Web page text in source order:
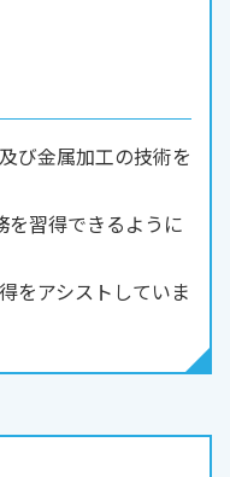
び金属加工の技術を
を習得できるように
をアシストしていま